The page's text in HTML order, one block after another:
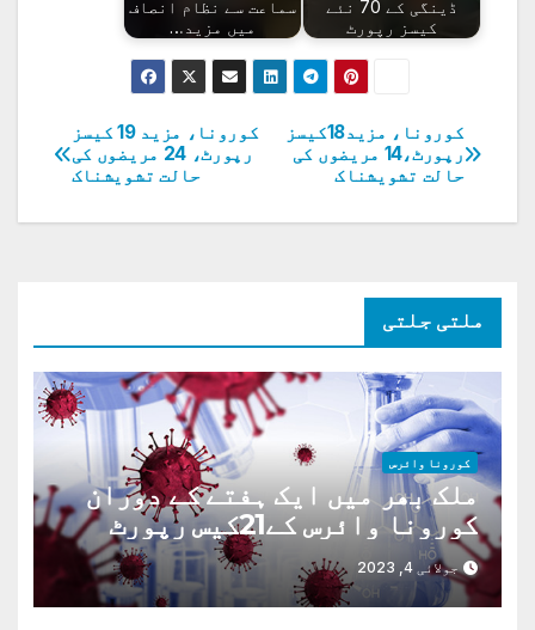
ڈینگی کے 70 نئے
کیسز رپورٹ
سماعت سے نظام انصاف
میں مزید…
پوسٹوں
کی
کورونا، مزید 19 کیسز
رپورٹ، 24 مریضوں کی
حالت تشویشناک
کورونا، مزید18کیسز
رپورٹ،14 مریضوں کی
حالت تشویشناک
ملتی جلتی
کورونا وائرس
ملک بھر میں ایک ہفتے کے دوران
کورونا وائرس کے21کیس رپورٹ
،3مریضوں کی حالت تشویش ناک جولائی 4, 2023